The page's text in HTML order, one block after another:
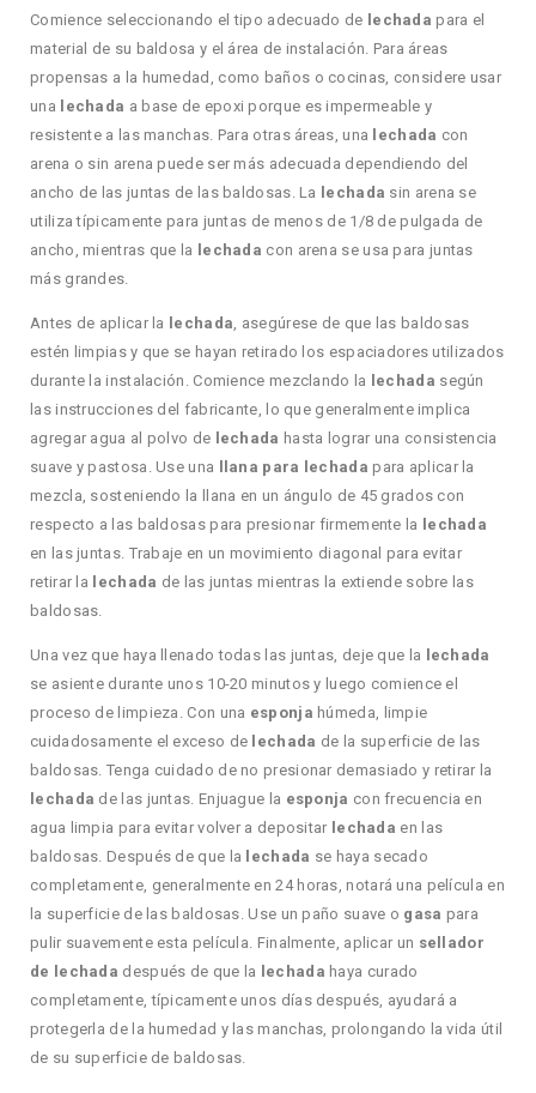
Comience seleccionando el tipo adecuado de lechada para el
material de su baldosa y el área de instalación. Para áreas
propensas a la humedad, como baños o cocinas, considere usar
una
lechada a base de epoxi porque es impermeable y
resistente a las manchas. Para otras áreas, una
lechada con
arena o sin arena puede ser más adecuada dependiendo del
ancho de las juntas de las baldosas. La
lechada sin arena se
utiliza típicamente para juntas de menos de 1/8 de pulgada de
ancho, mientras que la
lechada con arena se usa para juntas
más grandes.
Antes de aplicar la lechada, asegúrese de que las baldosas
estén limpias y que se hayan retirado los espaciadores utilizados
durante la instalación. Comience mezclando la
lechada según
las instrucciones del fabricante, lo que generalmente implica
agregar agua al polvo de lechada hasta lograr una consistencia
suave y pastosa. Use una
llana para lechada para aplicar la
mezcla, sosteniendo la llana en un ángulo de 45 grados con
respecto a las baldosas para presionar firmemente la
lechada
en las juntas. Trabaje en un movimiento diagonal para evitar
retirar la
lechada de las juntas mientras la extiende sobre las
baldosas.
Una vez que haya llenado todas las juntas, deje que la
lechada
se asiente durante unos 10-20 minutos y luego comience el
proceso de limpieza. Con una esponja húmeda, limpie
cuidadosamente el exceso de lechada de la superficie de las
baldosas. Tenga cuidado de no presionar demasiado y retirar la
lechada de las juntas. Enjuague la esponja con frecuencia en
agua limpia para evitar volver a depositar lechada en las
baldosas. Después de que la
lechada se haya secado
completamente, generalmente en 24 horas, notará una película en
la superficie de las baldosas. Use un paño suave o gasa para
pulir suavemente esta película. Finalmente, aplicar un sellador
de lechada después de que la lechada haya curado
completamente, típicamente unos días después, ayudará a
protegerla de la humedad y las manchas, prolongando la vida útil
de su superficie de baldosas.